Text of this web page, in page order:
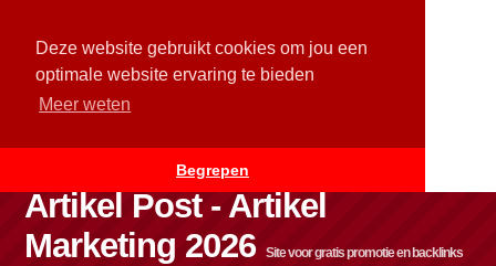
Deze website gebruikt cookies om jou een
optimale website ervaring te bieden
Meer weten
Begrepen
Artikel Post - Artikel
Marketing 2026
Site voor gratis promotie en backlinks